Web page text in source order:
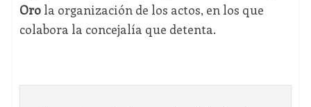
Oro la organización de los actos, en los que
colabora la concejalía que detenta.